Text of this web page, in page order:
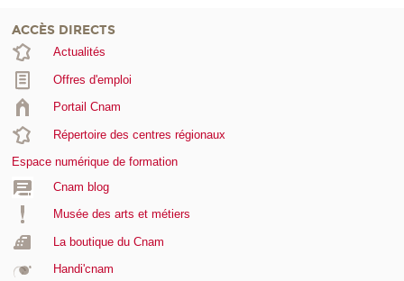
ACCÈS DIRECTS
Actualités
Offres d'emploi
Portail Cnam
Répertoire des centres régionaux
Espace numérique de formation
Cnam blog
Musée des arts et métiers
La boutique du Cnam
Handi'cnam